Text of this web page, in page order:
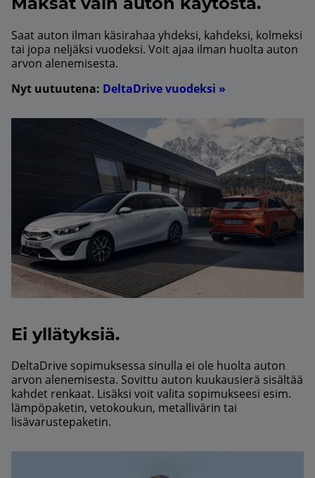
Saat auton ilman käsirahaa yhdeksi, kahdeksi, kolmeksi
tai jopa neljäksi vuodeksi. Voit ajaa ilman huolta auton
arvon alenemisesta.
Nyt uutuutena: DeltaDrive vuodeksi »
Ei yllätyksiä.
DeltaDrive sopimuksessa sinulla ei ole huolta auton
arvon alenemisesta. Sovittu auton kuukausierä sisältää
kahdet renkaat. Lisäksi voit valita sopimukseesi esim.
lämpöpaketin, vetokoukun, metallivärin tai
lisävarustepaketin.